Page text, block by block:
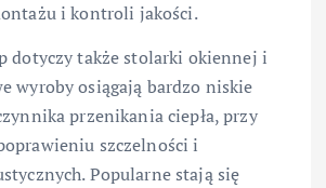
i kontroli jakości.
dotyczy także stolarki okiennej i
wyroby osiągają bardzo niskie
przenikania ciepła, przy
szczelności i
Popularne stają się